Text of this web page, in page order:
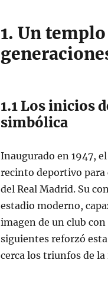
1. Un
1.1 Los inicios
simbólica
Inaugurado en 1947,
recinto deportivo para
del Real Madrid. Su
estadio moderno,
imagen de un club
siguientes reforzó
cerca los triunfos de